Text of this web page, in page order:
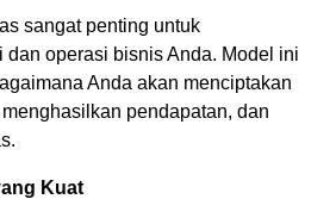
sangat penting untuk
dan operasi bisnis Anda. Model ini
Anda akan menciptakan
pendapatan, dan
Kuat